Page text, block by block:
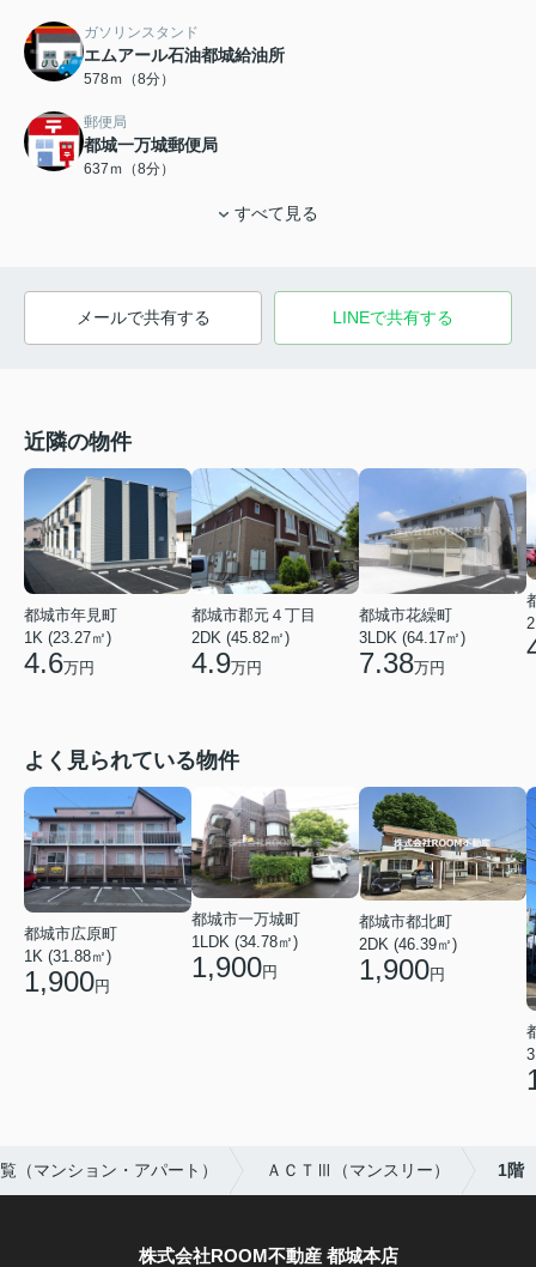
ガソリンスタンド
エムアール石油都城給油所
578ｍ（8分）
郵便局
都城一万城郵便局
637ｍ（8分）
すべて見る
メールで共有する LINEで共有する
近隣の物件
都城市年見町
1K (23.27㎡)
4.6万円
都城市郡元４丁目
2DK (45.82㎡)
4.9万円
都城市花繰町
3LDK (64.17㎡)
7.38万円
よく見られている物件
都城市広原町
1K (31.88㎡)
1,900円
都城市一万城町
1LDK (34.78㎡)
1,900円
都城市都北町
2DK (46.39㎡)
1,900円
（マンション・アパート） ＡＣＴⅢ（マンスリー） 1階
株式会社ROOM不動産 都城本店